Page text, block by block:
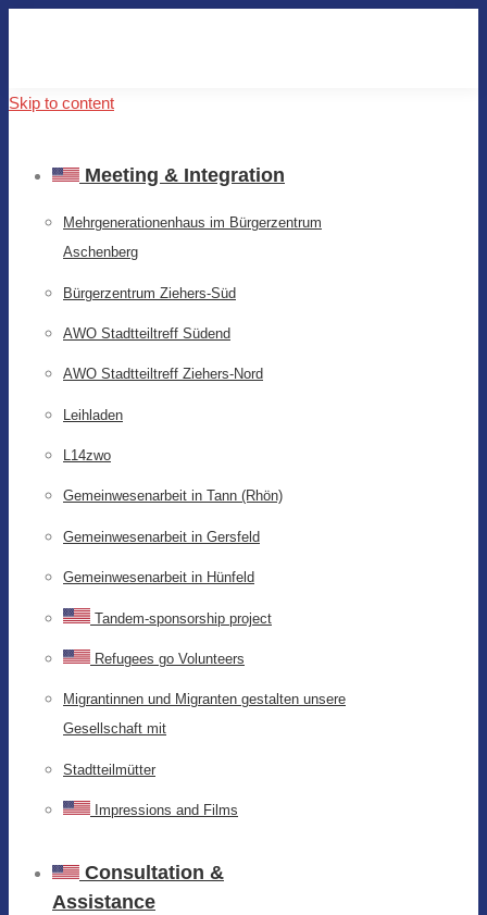
Skip to content
Meeting & Integration
Mehrgenerationenhaus im Bürgerzentrum
Aschenberg
Bürgerzentrum Ziehers-Süd
AWO Stadtteiltreff Südend
AWO Stadtteiltreff Ziehers-Nord
Leihladen
L14zwo
Gemeinwesenarbeit in Tann (Rhön)
Gemeinwesenarbeit in Gersfeld
Gemeinwesenarbeit in Hünfeld
Tandem-sponsorship project
Refugees go Volunteers
Migrantinnen und Migranten gestalten unsere
Gesellschaft mit
Stadtteilmütter
Impressions and Films
Consultation &
Assistance